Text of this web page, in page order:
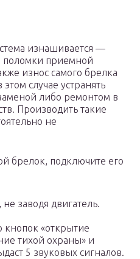
изнашивается —
поломки приемной
износ самого брелка
случае устранять
либо ремонтом в
Производить такие
не
брелок, подключите его
заводя двигатель.
«открытие
тихой охраны» и
5 звуковых сигналов.